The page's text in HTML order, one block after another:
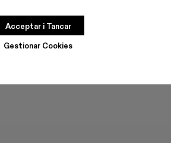
Gestionar Cookies
Acceptar i Tancar